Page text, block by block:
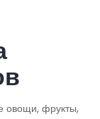
овощи, фрукты,